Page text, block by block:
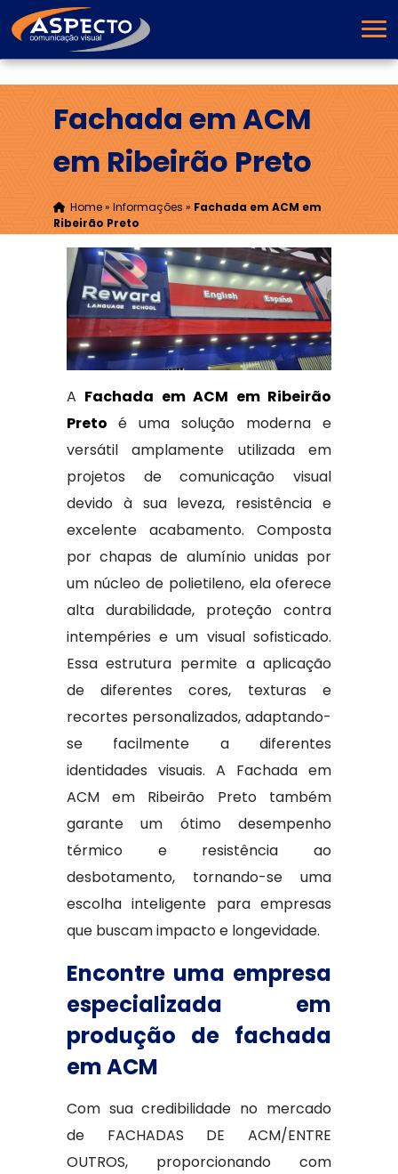
Fachada em ACM
em Ribeirão Preto
Home» Informações » Fachada em ACM em
Ribeirão Preto
A Fachada em ACM em Ribeirão
Preto é uma solução moderna e
versátil amplamente utilizada em
projetos de comunicação visual
devido à sua leveza, resistência e
excelente acabamento. Composta
por chapas de alumínio unidas por
um núcleo de polietileno, ela oferece
alta durabilidade, proteção contra
intempéries e um visual sofisticado.
Essa estrutura permite a aplicação
de diferentes cores, texturas e
recortes personalizados, adaptando-
se facilmente a diferentes
identidades visuais. A Fachada em
ACM em Ribeirão Preto também
garante um ótimo desempenho
térmico e resistência ao
desbotamento, tornando-se uma
escolha inteligente para empresas
que buscam impacto e longevidade.
Encontre uma empresa
especializada em
produção de fachada
em ACM
Com sua credibilidade no mercado
de FACHADAS DE ACM/ENTRE
OUTROS, proporcionando com